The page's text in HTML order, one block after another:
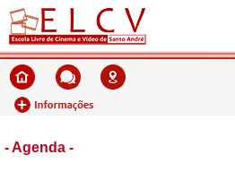
- Agenda -